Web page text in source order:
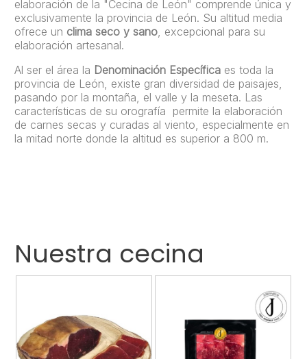
elaboración de la "Cecina de León" comprende única y
exclusivamente la provincia de León. Su altitud media
ofrece un clima seco y sano, excepcional para su
elaboración artesanal.
Al ser el área la Denominación Específica es toda la
provincia de León, existe gran diversidad de paisajes,
pasando por la montaña, el valle y la meseta. Las
características de su orografía permite la elaboración
de carnes secas y curadas al viento, especialmente en
la mitad norte donde la altitud es superior a 800 m.
Nuestra cecina